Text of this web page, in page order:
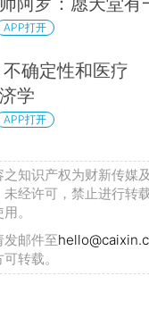
APP打开
确定性和医疗
学
APP打开
知识产权为财新传媒
经许可，禁止进行转
。
发邮件至
转载。